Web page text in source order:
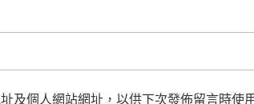
及個人網站網址，以供下次發佈留言時使